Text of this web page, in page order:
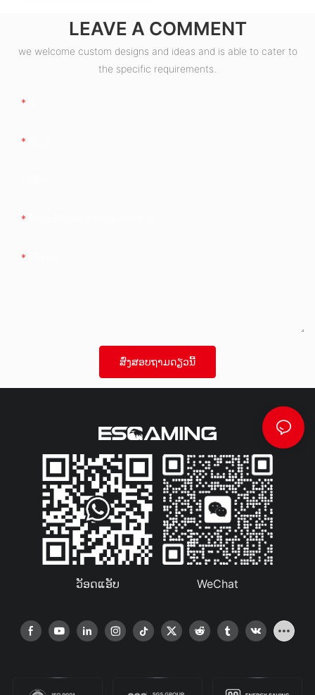
LEAVE A COMMENT
we welcome custom designs and ideas and is able to cater to
the specific requirements.
ສົ່ງສອບຖາມດຽວນີ້
ວັອດແອັບ WeChat